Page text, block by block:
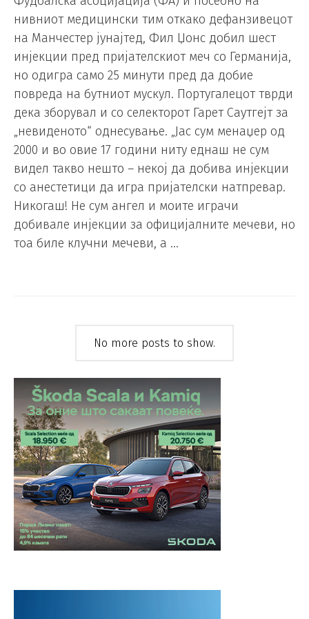
нивниот медицински тим откако дефанзивецот
на Манчестер јунајтед, Фил Џонс добил шест
инјекции пред пријателскиот меч со Германија,
но одигра само 25 минути пред да добие
повреда на бутниот мускул. Португалецот тврди
дека зборувал и со селекторот Гарет Саутгејт за
„невиденото“ однесување. „Јас сум менаџер од
2000 и во овие 17 години ниту еднаш не сум
видел такво нешто – некој да добива инјекции
со анестетици да игра пријателски натпревар.
Никогаш! Не сум ангел и моите играчи
добивале инјекции за официјалните мечеви, но
тоа биле клучни мечеви, а …
No more posts to show.